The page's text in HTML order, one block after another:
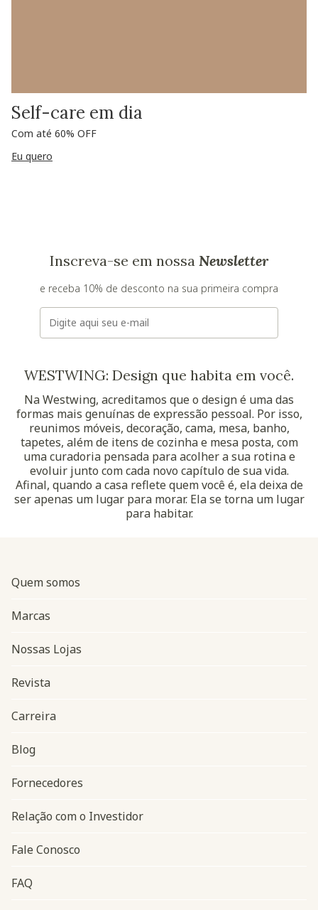
Self-care em dia
Com até 60% OFF
Eu quero
Inscreva-se em nossa Newsletter
e receba 10% de desconto na sua primeira compra
E-mail
WESTWING: Design que habita em você.
Na Westwing, acreditamos que o design é uma das
formas mais genuínas de expressão pessoal. Por isso,
reunimos móveis, decoração, cama, mesa, banho,
tapetes, além de itens de cozinha e mesa posta, com
uma curadoria pensada para acolher a sua rotina e
evoluir junto com cada novo capítulo de sua vida.
Afinal, quando a casa reflete quem você é, ela deixa de
ser apenas um lugar para morar. Ela se torna um lugar
para habitar.
Navegação do rodapé
Quem somos
Marcas
Nossas Lojas
Revista
Carreira
Blog
Fornecedores
Relação com o Investidor
Fale Conosco
FAQ